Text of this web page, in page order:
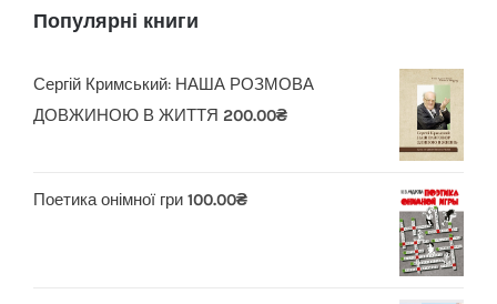
Популярні книги
Сергій Кримський: НАША РОЗМОВА
ДОВЖИНОЮ В ЖИТТЯ 200.00₴
Поетика онімної гри 100.00₴